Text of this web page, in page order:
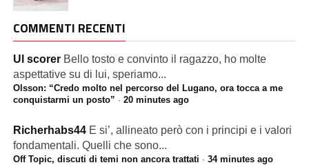
COMMENTI RECENTI
Ul scorer Bello tosto e convinto il ragazzo, ho molte
aspettative su di lui, speriamo...
Olsson: “Credo molto nel percorso del Lugano, ora tocca a me
conquistarmi un posto” · 20 minutes ago
Richerhabs44 E si’, allineato però con i principi e i valori
fondamentali. Quelli che sono...
Off Topic, discuti di temi non ancora trattati · 34 minutes ago